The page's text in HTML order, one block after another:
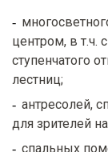
центром, в т.ч.
ступенчатого
лестниц;
антресолей,
для зрителей
спальных